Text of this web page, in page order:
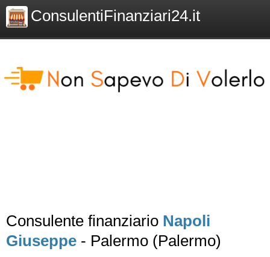
ConsulentiFinanziari24.it
Consulente finanziario Napoli
Giuseppe - Palermo (Palermo)